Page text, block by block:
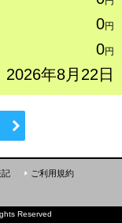
0円
0円
2026年8月22日
記
ご利用規約
Reserved